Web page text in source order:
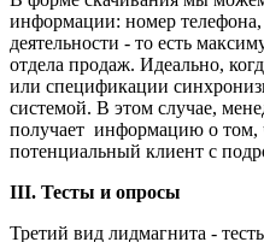
информации: номер телефона,
деятельности - то есть
отдела продаж. Идеально,
или спецификации
системой. В этом случае,
получает информацию о том,
потенциальный клиент с
III. Тесты и опросы
Третий вид лидмагнита -